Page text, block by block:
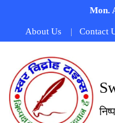
Mon.
About Us Contact